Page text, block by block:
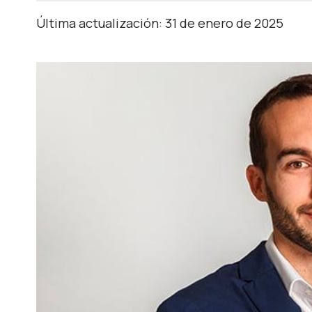
Última actualización: 31 de enero de 2025